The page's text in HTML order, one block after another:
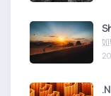
如